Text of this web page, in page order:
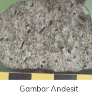
Gambar Andesit